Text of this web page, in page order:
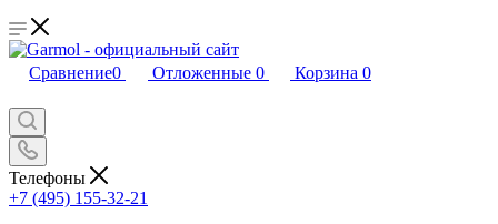
Сравнение0 Отложенные 0 Корзина 0
Телефоны
+7 (495) 155-32-21